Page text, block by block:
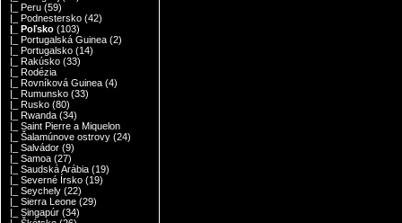
|_ Peru (59)
|_ Podnestersko (42)
|_ Poľsko (103)
|_ Portugalská Guinea (2)
|_ Portugalsko (14)
|_ Rakúsko (33)
|_ Rodézia
|_ Rovníková Guinea (4)
|_ Rumunsko (33)
|_ Rusko (80)
|_ Rwanda (34)
|_ Saint Pierre a Miquelon
|_ Šalamúnove ostrovy (24)
|_ Salvádor (9)
|_ Samoa (27)
|_ Saudská Arábia (19)
|_ Severné Írsko (19)
|_ Seychely (22)
|_ Sierra Leone (29)
|_ Singapúr (34)